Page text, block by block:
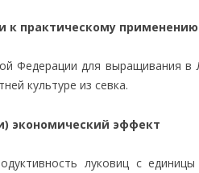
к практическому применению
Федерации для выращивания в
культуре из севка.
экономический эффект
луковиц с